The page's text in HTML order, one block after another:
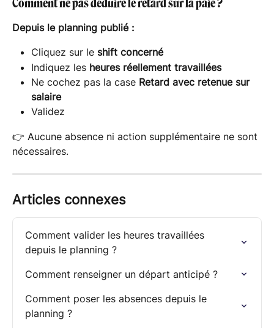
Depuis le planning publié :
Cliquez sur le shift concerné
Indiquez les heures réellement travaillées
Ne cochez pas la case Retard avec retenue sur
salaire
Validez
👉 Aucune absence ni action supplémentaire ne sont
nécessaires.
Articles connexes
Comment valider les heures travaillées
depuis le planning ?
Comment renseigner un départ anticipé ?
Comment poser les absences depuis le
planning ?